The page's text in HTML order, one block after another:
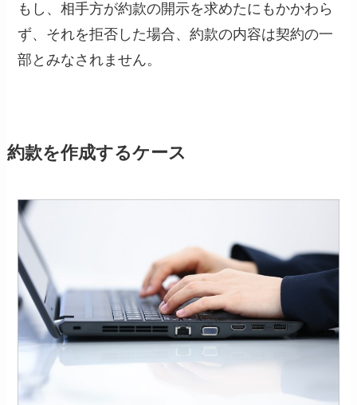
もし、相手方が約款の開示を求めたにもかかわら
ず、それを拒否した場合、約款の内容は契約の一
部とみなされません。
約款を作成するケース